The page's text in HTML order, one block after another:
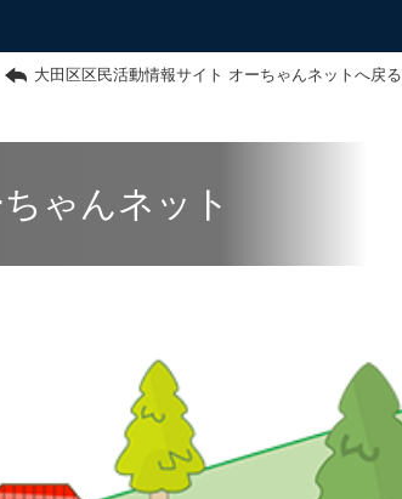
大田区区民活動情報サイト オーちゃんネットへ戻る
ゃんネット